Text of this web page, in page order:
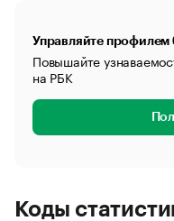
Управляйте профилем
Повышайте
на РБК
Коды